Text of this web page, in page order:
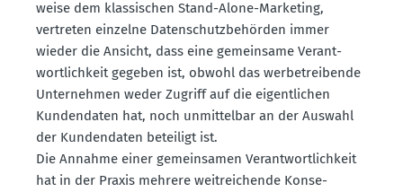
weise dem klassi­schen Stand-Alone-Marketing,
vertreten einzelne Daten­schutz­be­hörden immer
wieder die Ansicht, dass eine gemeinsame Verant­
wort­lichkeit gegeben ist, obwohl das werbe­trei­bende
Unter­nehmen weder Zugriff auf die eigent­lichen
Kunden­daten hat, noch unmit­telbar an der Auswahl
der Kunden­daten beteiligt ist.
Die Annahme einer gemein­samen Verant­wort­lichkeit
hat in der Praxis mehrere weitrei­chende Konse­